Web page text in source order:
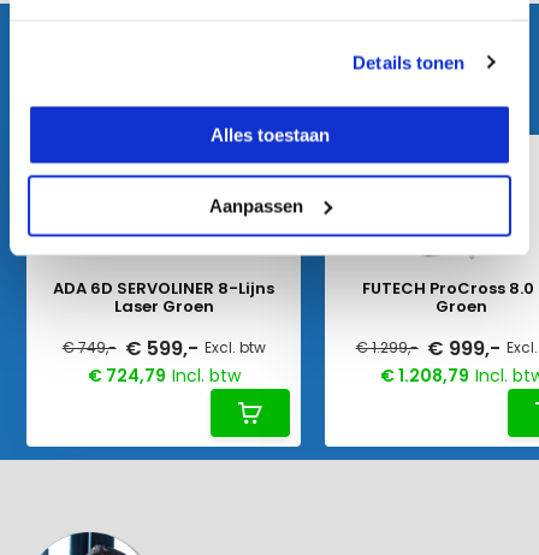
Details tonen
Alles toestaan
Aanpassen
ADA 6D SERVOLINER 8-Lijns
Laser Groen
€ 749,- € 599,- Excl. btw
€ 724,79 Incl. btw
FUTECH ProCross 8.0
Groen
€ 1.299,- € 999,-
€ 1.208,79 Incl.